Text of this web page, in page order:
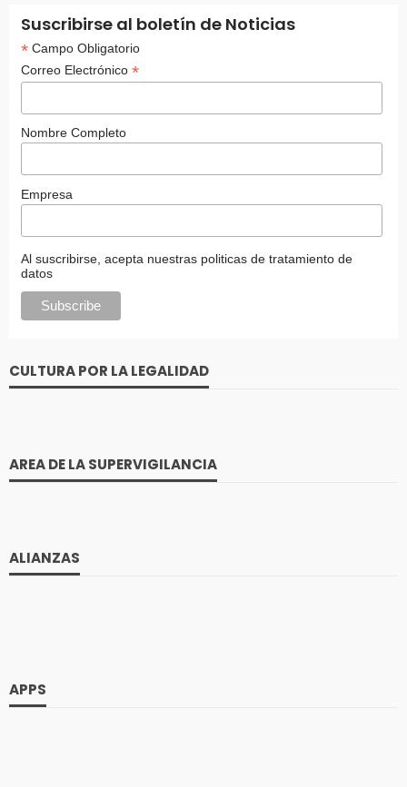
Suscribirse al boletín de Noticias
*Campo Obligatorio
Correo Electrónico *
Nombre Completo
Empresa
Al suscribirse, acepta nuestras politicas de tratamiento de
datos
CULTURA POR LA LEGALIDAD
AREA DE LA SUPERVIGILANCIA
ALIANZAS
APPS